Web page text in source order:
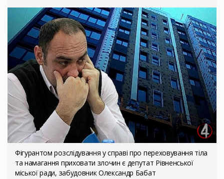
Фігурантом розслідування у справі про переховування тіла
та намагання приховати злочин є депутат Рівненської
міської ради, забудовник Олександр Бабат